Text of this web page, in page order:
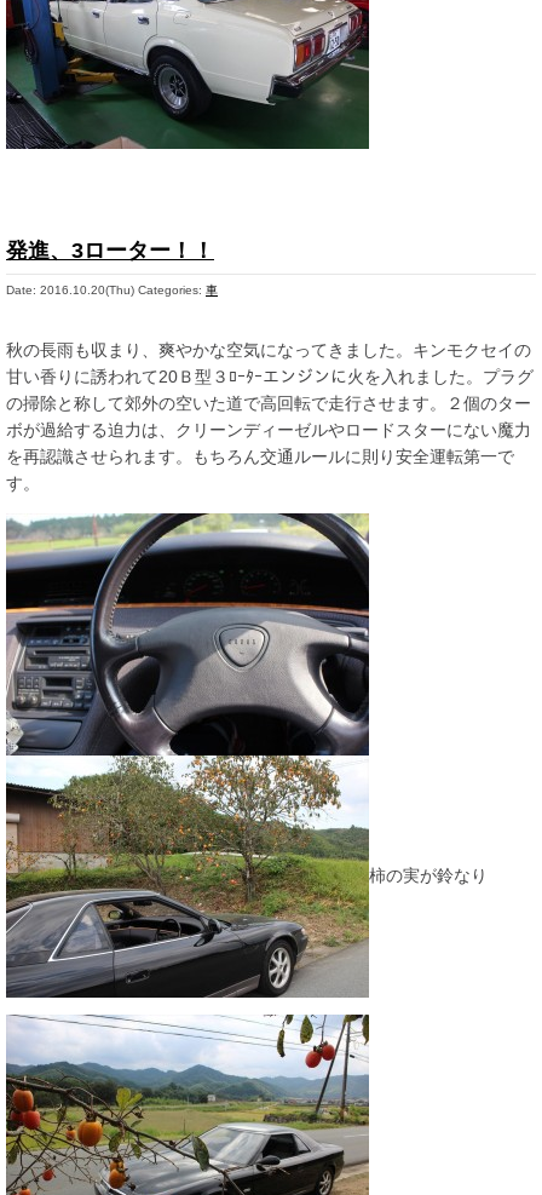
発進、3ローター！！
Date: 2016.10.20(Thu) Categories: 車
秋の長雨も収まり、爽やかな空気になってきました。キンモクセイの
甘い香りに誘われて20Ｂ型３ﾛｰﾀｰエンジンに火を入れました。プラグ
の掃除と称して郊外の空いた道で高回転で走行させます。２個のター
ボが過給する迫力は、クリーンディーゼルやロードスターにない魔力
を再認識させられます。もちろん交通ルールに則り安全運転第一で
す。
柿の実が鈴なり